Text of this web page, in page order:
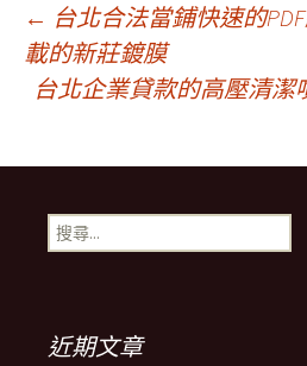
文
章
導
航
列
← 台北合法當鋪快速的
載的新莊鍍膜
台北企業貸款的高壓清潔
搜
尋
近期文章